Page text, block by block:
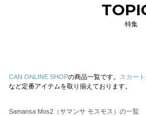
特集
CAN ONLINE SHOPの商品一覧です。 スカート
など定番アイテムを取り揃えております。
Samansa Mos2（サマンサ モスモス）の一覧